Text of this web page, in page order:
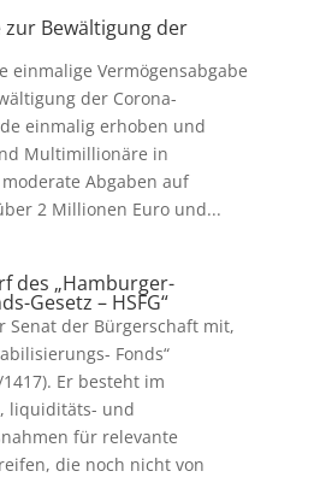
Bewältigung der
einmalige Vermögensabgabe
der Corona-
einmalig erhoben und
Multimillionäre in
Abgaben auf
2 Millionen Euro und...
des „Hamburger-
Gesetz – HSFG“
Senat der Bürgerschaft mit,
Fonds“
Er besteht im
liquiditäts- und
für relevante
die noch nicht von